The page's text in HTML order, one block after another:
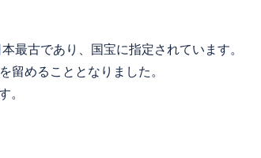
古であり、国宝に指定されています。
めることとなりました。
。